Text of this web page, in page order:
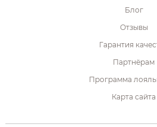
Блог
Отзывы
Гарантия
Партнёрам
Программа
Карта сайта